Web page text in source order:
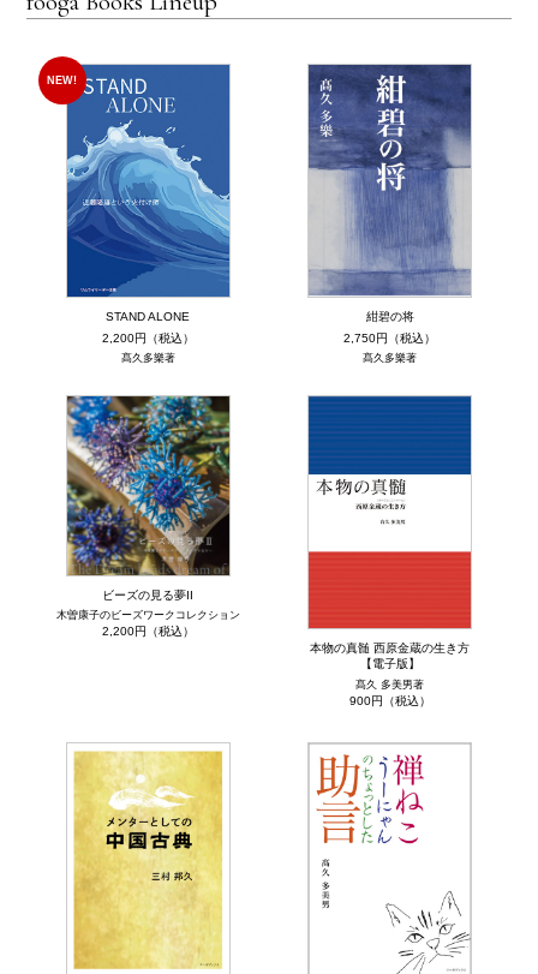
STAND ALONE
2,200円（税込）
髙久多樂著
NEW!
紺碧の将
2,750円（税込）
髙久多樂著
ビーズの見る夢II
木曽康子のビーズワークコレクション
2,200円（税込）
本物の真髄 西原金蔵の生き方
【電子版】
髙久 多美男著
900円（税込）